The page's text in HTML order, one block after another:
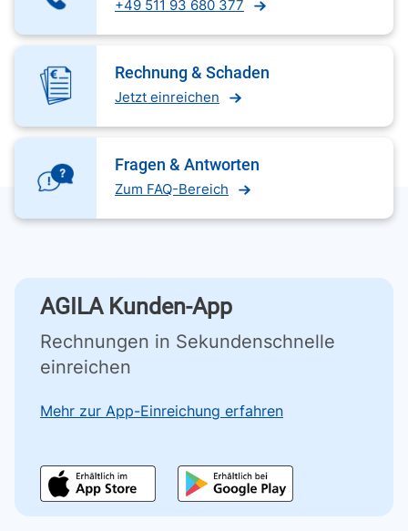
+49 511 93 680 377
Rechnung & Schaden
Jetzt einreichen
Fragen & Antworten
Zum FAQ-Bereich
AGILA Kunden-App
Rechnungen in Sekundenschnelle
einreichen
Mehr zur App-Einreichung erfahren